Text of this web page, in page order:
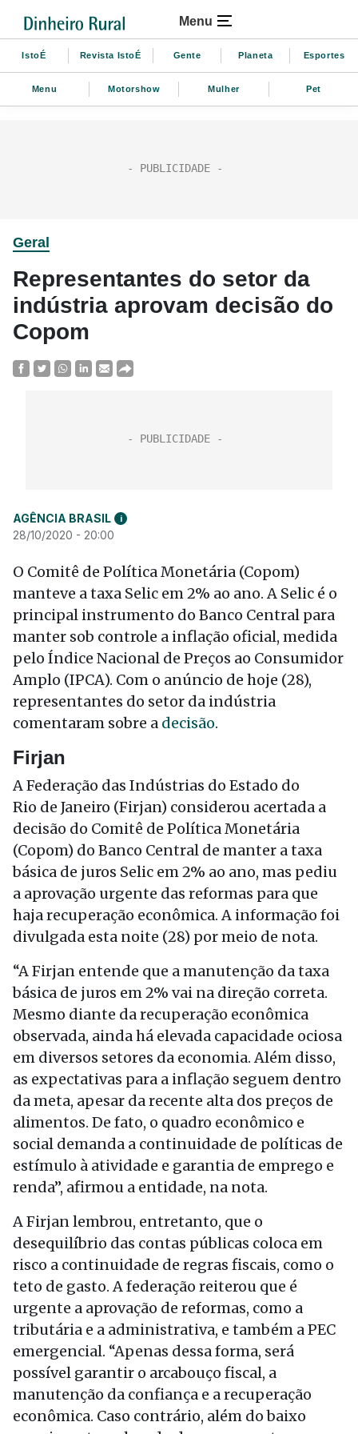
Menu
IstoÉ Revista IstoÉ Gente Planeta Esportes
Menu Motorshow Mulher Pet
Geral
Representantes do setor da
indústria aprovam decisão do
Copom
AGÊNCIA BRASIL i
28/10/2020 - 20:00
O Comitê de Política Monetária (Copom)
manteve a taxa Selic em 2% ao ano. A Selic é o
principal instrumento do Banco Central para
manter sob controle a inflação oficial, medida
pelo Índice Nacional de Preços ao Consumidor
Amplo (IPCA). Com o anúncio de hoje (28),
representantes do setor da indústria
comentaram sobre a decisão.
Firjan
A Federação das Indústrias do Estado do
Rio de Janeiro (Firjan) considerou acertada a
decisão do Comitê de Política Monetária
(Copom) do Banco Central de manter a taxa
básica de juros Selic em 2% ao ano, mas pediu
a aprovação urgente das reformas para que
haja recuperação econômica. A informação foi
divulgada esta noite (28) por meio de nota.
“A Firjan entende que a manutenção da taxa
básica de juros em 2% vai na direção correta.
Mesmo diante da recuperação econômica
observada, ainda há elevada capacidade ociosa
em diversos setores da economia. Além disso,
as expectativas para a inflação seguem dentro
da meta, apesar da recente alta dos preços de
alimentos. De fato, o quadro econômico e
social demanda a continuidade de políticas de
estímulo à atividade e garantia de emprego e
renda”, afirmou a entidade, na nota.
A Firjan lembrou, entretanto, que o
desequilíbrio das contas públicas coloca em
risco a continuidade de regras fiscais, como o
teto de gasto. A federação reiterou que é
urgente a aprovação de reformas, como a
tributária e a administrativa, e também a PEC
emergencial. “Apenas dessa forma, será
possível garantir o arcabouço fiscal, a
manutenção da confiança e a recuperação
econômica. Caso contrário, além do baixo